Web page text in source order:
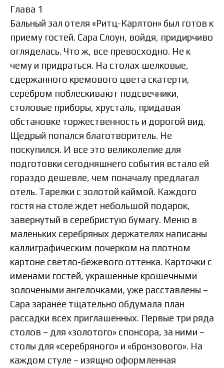
Глава 1
Бальный зал отеля «Ритц-Карлтон» был готов к
приему гостей. Сара Слоун, войдя, придирчиво
огляделась. Что ж, все превосходно. Не к
чему и придраться. На столах шелковые,
сдержанного кремового цвета скатерти,
серебром поблескивают подсвечники,
столовые приборы, хрусталь, придавая
обстановке торжественность и дорогой вид.
Щедрый попался благотворитель. Не
поскупился. И все это великолепие для
подготовки сегодняшнего события встало ей
гораздо дешевле, чем поначалу предлагал
отель. Тарелки с золотой каймой. Каждого
гостя на столе ждет небольшой подарок,
завернутый в серебристую бумагу. Меню в
маленьких серебряных держателях написаны
каллиграфическим почерком на плотном
картоне светло-бежевого оттенка. Карточки с
именами гостей, украшенные крошечными
золочеными ангелочками, уже расставлены –
Сара заранее тщательно обдумала план
рассадки всех приглашенных. Первые три ряда
столов – для «золотого» спонсора, за ними –
столы для «серебряного» и «бронзового». На
каждом стуле – изящно оформленная